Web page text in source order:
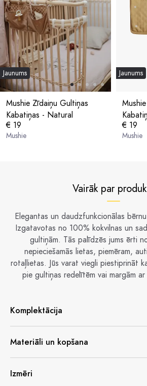
Jaunums
Mushie Zīdaiņu Gultiņas
Kabatiņas - Natural
€ 19
Mushie
Jaunums
€ 19
Mushie
Vairāk par
Elegantas un daudzfunkcionālas
Izgatavotas no 100% kokvilnas un
gultiņām. Tās palīdzēs jums ērti
nepieciešamās lietas, piemēram,
rotaļlietas. Jūs varat viegli piestiprināt
pie gultiņas redelītēm vai margām
Komplektācija
Materiāli un kopšana
Izmēri